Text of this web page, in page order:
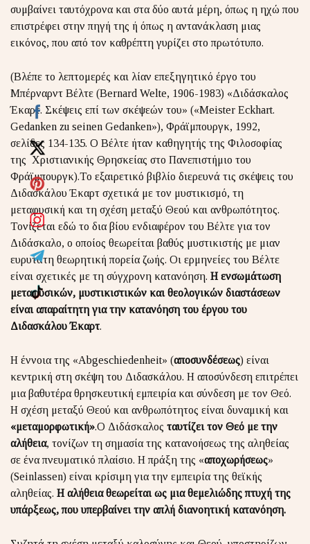
συμβαίνει ταυτόχρονα και στα δύο αυτά μέρη, όπως η ηχώ που
επιστρέφει στην πηγή της ή όπως η αντανάκλαση μιας
εικόνος, που από τον καθρέπτη γυρίζει στο πρωτότυπο.
(Βλέπε το λεπτομερές και λίαν επεξηγητικό έργο του
Μπέρναρντ Βέλτε (Bernard Welte, 1906-1983) «Διδάσκαλος
Έκαρτ. Σκέψεις επί των σκέψεών του» («Meister Eckhart.
Gedanken zu seinen Gedanken»), Φράϊμπουργκ, 1992,
σελίδες 134-135. Ο Βέλτε ήταν καθηγητής της Φιλοσοφίας
της Χριστιανικής Θρησκείας στο Πανεπιστήμιο του
Φράϊμπουργκ).Το εξαιρετικό βιβλίο διερευνά τις σκέψεις του
Διδασκάλου Έκαρτ σχετικά με τον μυστικισμό, τη
μεταφυσική και τη σχέση μεταξύ Θεού και ανθρωπότητος.
Τονίζεται εδώ το δια βίου ενδιαφέρον του Βέλτε για τον
Διδάσκαλο, ο οποίος θεωρείται βαθύς μυστικιστής με μιαν
ευρυτάτη θεωρητική πορεία ζωής. Οι ερμηνείες του Βέλτε
είναι σχετικές με τη σύγχρονη κατανόηση. Η ενσωμάτωση
μεταφυσικών, μυστικιστικών και θεολογικών διαστάσεων
είναι απαραίτητη για την κατανόηση του έργου του
Διδασκάλου Έκαρτ.
Η έννοια της «Abgeschiedenheit» (αποσυνδέσεως) είναι
κεντρική στη σκέψη του Διδασκάλου. Η αποσύνδεση επιτρέπει
μια βαθυτέρα θρησκευτική εμπειρία και σύνδεση με τον Θεό.
Η σχέση μεταξύ Θεού και ανθρωπότητος είναι δυναμική και
«μεταμορφωτική».Ο Διδάσκαλος ταυτίζει τον Θεό με την
αλήθεια, τονίζων τη σημασία της κατανοήσεως της αληθείας
σε ένα πνευματικό πλαίσιο. Η πράξη της «αποχωρήσεως»
(Seinlassen) είναι κρίσιμη για την εμπειρία της θεϊκής
αληθείας. Η αλήθεια θεωρείται ως μια θεμελιώδης πτυχή της
υπάρξεως, που υπερβαίνει την απλή διανοητική κατανόηση.